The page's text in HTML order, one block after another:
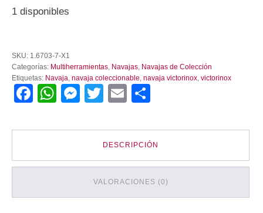
1 disponibles
Victorinox
Explorer
Edición
Limitada
SKU: 1.6703-7-X1
Categorías: Multiherramientas, Navajas, Navajas de Colección
Etiquetas: Navaja, navaja coleccionable, navaja victorinox, victorinox
Facebook
WhatsApp
Messenger
TwitterEmail
DESCRIPCIÓN
VALORACIONES (0)